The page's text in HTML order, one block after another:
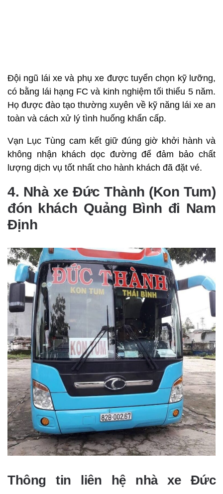
Đội ngũ lái xe và phụ xe được tuyển chọn kỹ lưỡng,
có bằng lái hạng FC và kinh nghiệm tối thiểu 5 năm.
Họ được đào tạo thường xuyên về kỹ năng lái xe an
toàn và cách xử lý tình huống khẩn cấp.
Vạn Lục Tùng cam kết giữ đúng giờ khởi hành và
không nhận khách dọc đường để đảm bảo chất
lượng dịch vụ tốt nhất cho hành khách đã đặt vé.
4. Nhà xe Đức Thành (Kon Tum)
đón khách Quảng Bình đi Nam
Định
Thông tin liên hệ nhà xe Đức